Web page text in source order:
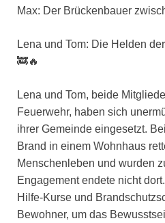
Max: Der Brückenbauer
Lena und Tom: Die Helden
🚒🔥
Lena und Tom, beide
Feuerwehr, haben sich
ihrer Gemeinde eingesetzt.
Brand in einem Wohnhaus
Menschenleben und wurden
Engagement endete nicht
Hilfe-Kurse und
Bewohner, um das